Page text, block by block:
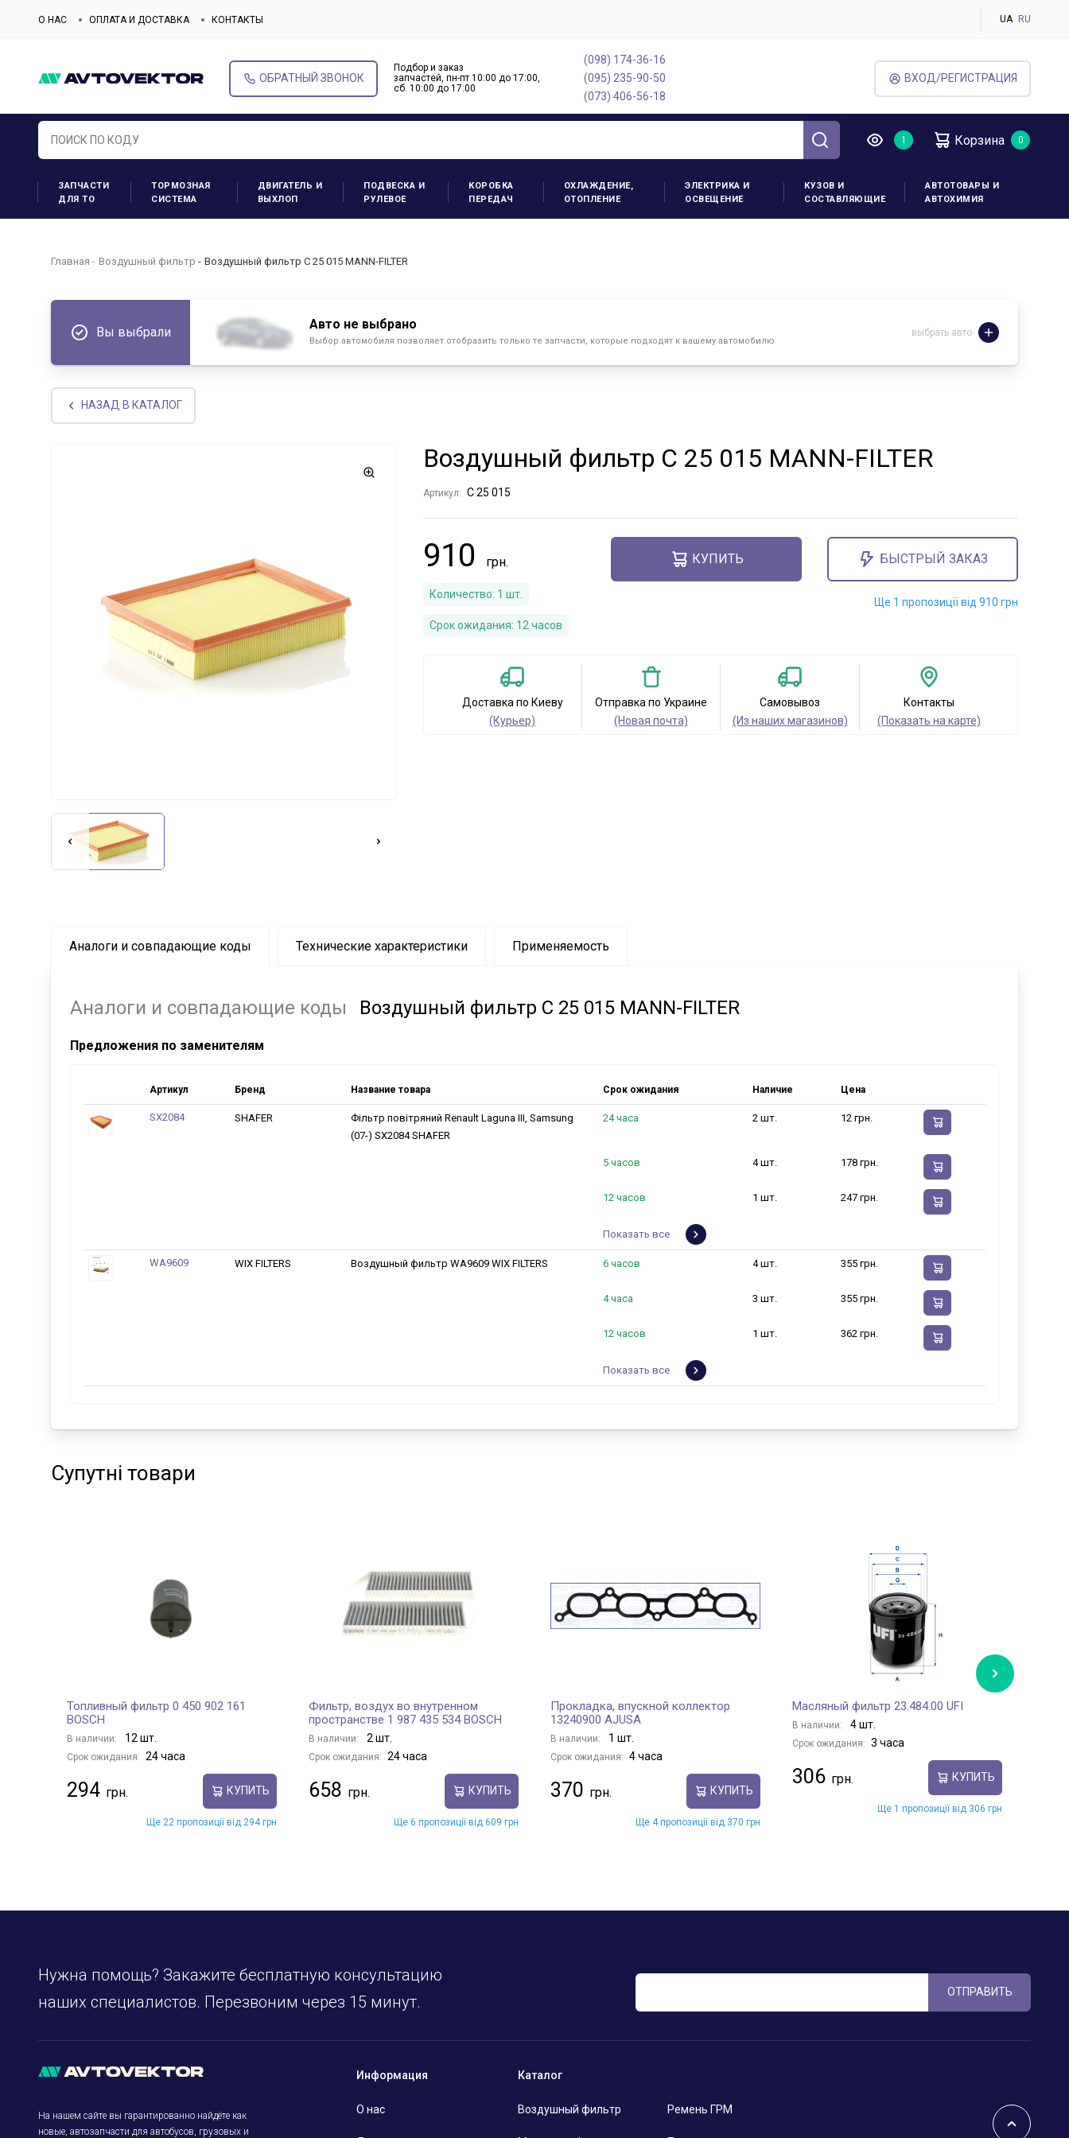
О НАС ОПЛАТА И ДОСТАВКА КОНТАКТЫ UA RU
ОБРАТНЫЙ ЗВОНОК
Подбор и заказ
запчастей, пн-пт 10:00 до 17:00,
cб. 10:00 до 17:00
(098) 174-36-16
(095) 235-90-50
(073) 406-56-18
ВХОД/РЕГИСТРАЦИЯ
Корзина
ЗАПЧАСТИ
ДЛЯ ТО
ТОРМОЗНАЯ
СИСТЕМА
ДВИГАТЕЛЬ И
ВЫХЛОП
ПОДВЕСКА И
РУЛЕВОЕ
КОРОБКА
ПЕРЕДАЧ
ОХЛАЖДЕНИЕ,
ОТОПЛЕНИЕ
ЭЛЕКТРИКА И
ОСВЕЩЕНИЕ
КУЗОВ И
СОСТАВЛЯЮЩИЕ
АВТОТОВАРЫ И
АВТОХИМИЯ
Главная Воздушный фильтр Воздушный фильтр C 25 015 MANN-FILTER
Вы выбрали
Авто не выбрано
Выбор автомобиля позволяет отобразить только те запчасти, которые подходят к вашему автомобилю
выбрать авто
НАЗАД В КАТАЛОГ
Воздушный фильтр C 25 015 MANN-FILTER
Артикул: C 25 015
910
Количество: 1 шт.
Срок ожидания: 12 часов
КУПИТЬ БЫСТРЫЙ ЗАКАЗ
Ще 1 пропозиції від 910 грн
Доставка по Киеву
(Курьер)
Отправка по Украине
(Новая почта)
Самовывоз
(Из наших магазинов)
Контакты
(Показать на карте)
Аналоги и совпадающие коды Технические характеристики Применяемость
Аналоги и совпадающие коды Воздушный фильтр C 25 015 MANN-FILTER
Предложения по заменителям
Артикул Бренд Название товара Срок ожидания Наличие Цена
SX2084 SHAFER
Фільтр повітряний Renault Laguna III, Samsung
(07-) SX2084 SHAFER
24 часа 2 шт. 12 грн.
5 часов 4 шт. 178 грн.
12 часов 1 шт. 247 грн.
Показать все
WA9609 WIX FILTERS Воздушный фильтр WA9609 WIX FILTERS 6 часов 4 шт. 355 грн.
4 часа 3 шт. 355 грн.
12 часов 1 шт. 362 грн.
Показать все
Супутні товари
Топливный фильтр 0 450 902 161
BOSCH
В наличии: 12 шт.
Срок ожидания: 24 часа
294 КУПИТЬ
Ще 22 пропозиції від 294 грн
Фильтр, воздух во внутренном
пространстве 1 987 435 534 BOSCH
В наличии: 2 шт.
Срок ожидания: 24 часа
658 КУПИТЬ
Ще 6 пропозиції від 609 грн
Прокладка, впускной коллектор
13240900 AJUSA
В наличии: 1 шт.
Срок ожидания: 4 часа
370 КУПИТЬ
Ще 4 пропозиції від 370 грн
Масляный фильтр 23.484.00 UFI
В наличии: 4 шт.
Срок ожидания: 3 часа
306 КУПИТЬ
Ще 1 пропозиції від 306 грн
Нужна помощь? Закажите бесплатную консультацию
наших специалистов. Перезвоним через 15 минут.
ОТПРАВИТЬ
На нашем сайте вы гарантированно найдёте как
новые, автозапчасти для автобусов, грузовых и
Информация
О нас
Каталог
Воздушный фильтр Ремень ГРМ